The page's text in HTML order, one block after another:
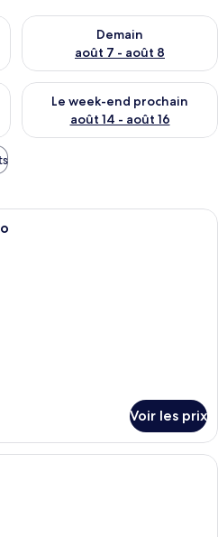
soir août 6 - août 7
Demain
août 7 - août 8
Vérifier la disponibilité pour
week-end août 7 - août 9
Le week-end prochain
août 14 - août 16
Vérifier la disponibilité pour
Chambre privilège vue patio | Literie
Voir les prix
Une terrasse extérieure avec une